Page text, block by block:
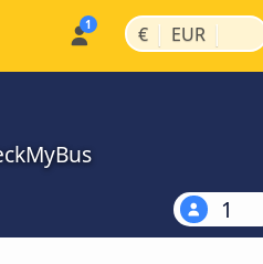
€ | EUR |
1